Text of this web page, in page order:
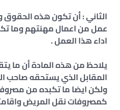
الثاني : أن تكون هذه الحقوق
عمل من اعمال مهنتهم وما
اداء هذا العمل .
يلاحظ من هذه المادة أن ما
المقابل الذي يستحقه صاحب
ولكن ايضا ما تكبده من
كمصروفات نقل المريض